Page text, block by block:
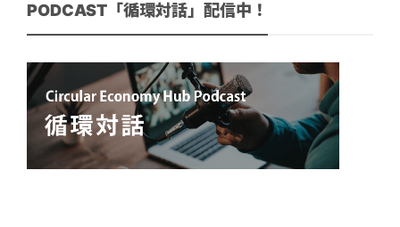
PODCAST「循環対話」配信中！